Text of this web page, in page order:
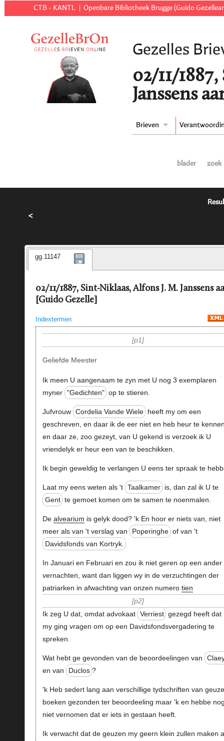
CTB - KANTL Openbare Bibliotheek Brugge (Guido
Gezelles
02/11/
Janssens
Brieven
blader zoek
<
gg.11147
02/11/1887, Sint-Niklaas, Alfons J. M. Janssens
[Guido Gezelle]
Indextermen
p1
Geliefde Meester
Ik meen U aangenaam te zyn met U nog 3 exemplaren
myner "Gedichten" op te stieren.
Jufvrouw Cordelia Vande Wiele heeft my om een
geschreven, en daar ik de eer niet en heb heur te
en daar ze, zoo gezeyt, van U gekend is verzoek ik U
vriendelyk er heur een van te beschikken.
Ik begin geweldig te verlangen U eens ter spraak te
Laat my eens weten als 't Taalkamer is, dan zal ik U te
Gent te gemoet komen om te samen te noenmalen.
De alvearium is gelyk dood? 'k En hoor er niets van, niet
meer als van 't verslag van
Poperinghe of van 't
Davidsfonds van Kortryk.
In Januari en Februari en zou ik niet geren op een ander
vernachten, want dan liggen wy in de verzuchtingen der
patriarken in afwachting van onzen numero tien
p2
Ik zeg U dat, omdat advokaat Verriest gezegd heeft dat
my ging vragen om op een Davidsfondsvergadering te
spreken.
Wat hebt ge gevonden van de beoordeelingen van
en van
Duclos ?
'k Heb sedert lang aan verschillige tydschriften van
boeken gezonden ter beoordeeling maar 'k en hebbe
niet vernomen dat er iets in gestaan heeft.
Ik verwacht dat de geuzen my geern klein zullen maken